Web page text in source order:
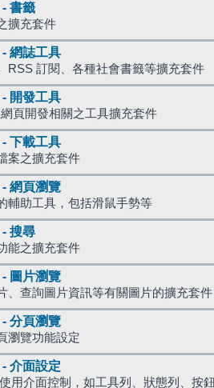
書籤
擴充套件
網誌工具
RSS 訂閱、各種社會書籤等擴充套件
開發工具
頁開發相關之工具擴充套件
下載工具
案之擴充套件
網頁瀏覽
輔助工具，包括滑鼠手勢等
搜尋
能之擴充套件
圖片瀏覽
、查詢圖片資訊等有關圖片的擴充套件
分頁瀏覽
瀏覽功能設定
介面設定
用介面控制，如工具列、狀態列、按